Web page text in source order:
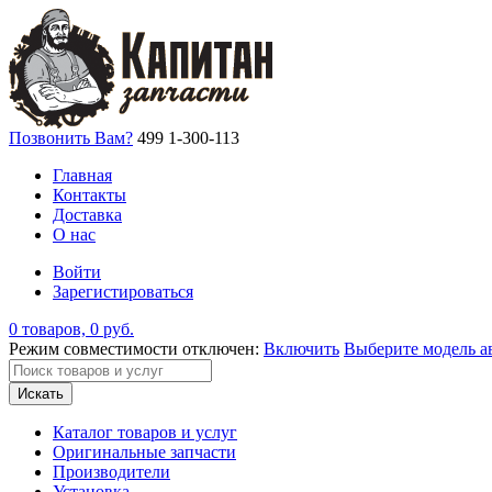
Позвонить Вам? 499 1-300-113
Главная
Контакты
Доставка
О нас
Войти
Зарегистироваться
0 товаров, 0 руб.
Режим совместимости отключен: Включить Выберите модель
Искать
Каталог товаров и услуг
Оригинальные запчасти
Производители